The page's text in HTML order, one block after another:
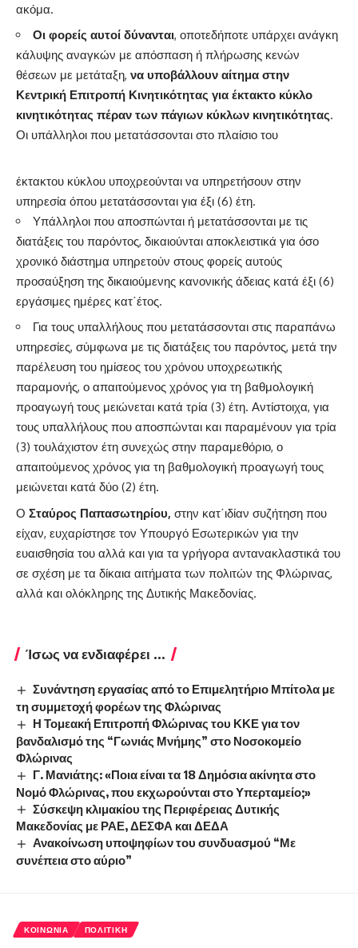
ακόμα.
Οι φορείς αυτοί δύνανται, οποτεδήποτε υπάρχει ανάγκη
κάλυψης αναγκών με απόσπαση ή πλήρωσης κενών
θέσεων με μετάταξη, να υποβάλλουν αίτημα στην
Κεντρική Επιτροπή Κινητικότητας για έκτακτο κύκλο
κινητικότητας πέραν των πάγιων κύκλων κινητικότητας.
Οι υπάλληλοι που μετατάσσονται στο πλαίσιο του
έκτακτου κύκλου υποχρεούνται να υπηρετήσουν στην
υπηρεσία όπου μετατάσσονται για έξι (6) έτη.
Υπάλληλοι που αποσπώνται ή μετατάσσονται με τις
διατάξεις του παρόντος, δικαιούνται αποκλειστικά για όσο
χρονικό διάστημα υπηρετούν στους φορείς αυτούς
προσαύξηση της δικαιούμενης κανονικής άδειας κατά έξι (6)
εργάσιμες ημέρες κατ΄έτος.
Για τους υπαλλήλους που μετατάσσονται στις παραπάνω
υπηρεσίες, σύμφωνα με τις διατάξεις του παρόντος, μετά την
παρέλευση του ημίσεος του χρόνου υποχρεωτικής
παραμονής, ο απαιτούμενος χρόνος για τη βαθμολογική
προαγωγή τους μειώνεται κατά τρία (3) έτη. Αντίστοιχα, για
τους υπαλλήλους που αποσπώνται και παραμένουν για τρία
(3) τουλάχιστον έτη συνεχώς στην παραμεθόριο, ο
απαιτούμενος χρόνος για τη βαθμολογική προαγωγή τους
μειώνεται κατά δύο (2) έτη.
Ο Σταύρος Παπασωτηρίου, στην κατ΄ιδίαν συζήτηση που
είχαν, ευχαρίστησε τον Υπουργό Εσωτερικών για την
ευαισθησία του αλλά και για τα γρήγορα αντανακλαστικά του
σε σχέση με τα δίκαια αιτήματα των πολιτών της Φλώρινας,
αλλά και ολόκληρης της Δυτικής Μακεδονίας.
Ίσως να ενδιαφέρει ...
Συνάντηση εργασίας από το Επιμελητήριο Μπίτολα με
τη συμμετοχή φορέων της Φλώρινας
Η Τομεακή Επιτροπή Φλώρινας του ΚΚΕ για τον
βανδαλισμό της “Γωνιάς Μνήμης” στο Νοσοκομείο
Φλώρινας
Γ. Μανιάτης: «Ποια είναι τα 18 Δημόσια ακίνητα στο
Νομό Φλώρινας, που εκχωρούνται στο Υπερταμείο;»
Σύσκεψη κλιμακίου της Περιφέρειας Δυτικής
Μακεδονίας με ΡΑΕ, ΔΕΣΦΑ και ΔΕΔΑ
Ανακοίνωση υποψηφίων του συνδυασμού “Με
συνέπεια στο αύριο”
ΚΟΙΝΩΝΊΑ ΠΟΛΙΤΙΚΉ